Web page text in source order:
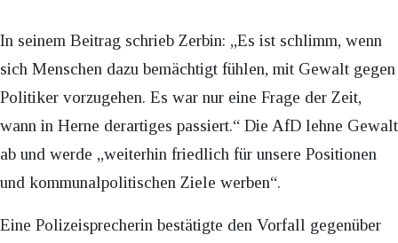
In seinem Beitrag schrieb Zerbin: „Es ist schlimm, wenn
sich Menschen dazu bemächtigt fühlen, mit Gewalt gegen
Politiker vorzugehen. Es war nur eine Frage der Zeit,
wann in Herne derartiges passiert.“ Die AfD lehne Gewalt
ab und werde „weiterhin friedlich für unsere Positionen
und kommunalpolitischen Ziele werben“.
Eine Polizeisprecherin bestätigte den Vorfall gegenüber